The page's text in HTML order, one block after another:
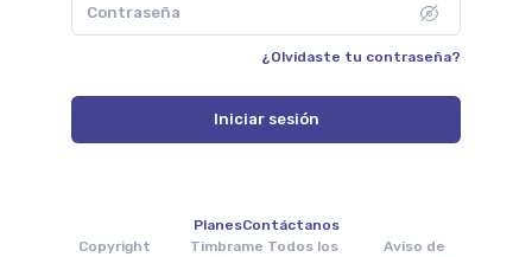
¿Olvidaste tu contraseña?
Iniciar sesión
PlanesContáctanos
Copyright
Timbrame Todos los
Aviso de